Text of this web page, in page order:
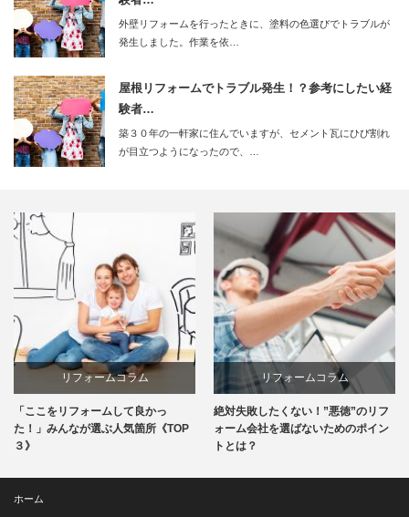
外壁リフォームを行ったときに、塗料の色選びでトラブルが
発生しました。作業を依…
屋根リフォームでトラブル発生！？参考にしたい経
験者…
築３０年の一軒家に住んでいますが、セメント瓦にひび割れ
が目立つようになったので、…
リフォームコラム
「ここをリフォームして良かっ
た！」みんなが選ぶ人気箇所《TOP
３》
リフォームコラム
絶対失敗したくない！”悪徳”のリフ
ォーム会社を選ばないためのポイン
トとは？
ホーム